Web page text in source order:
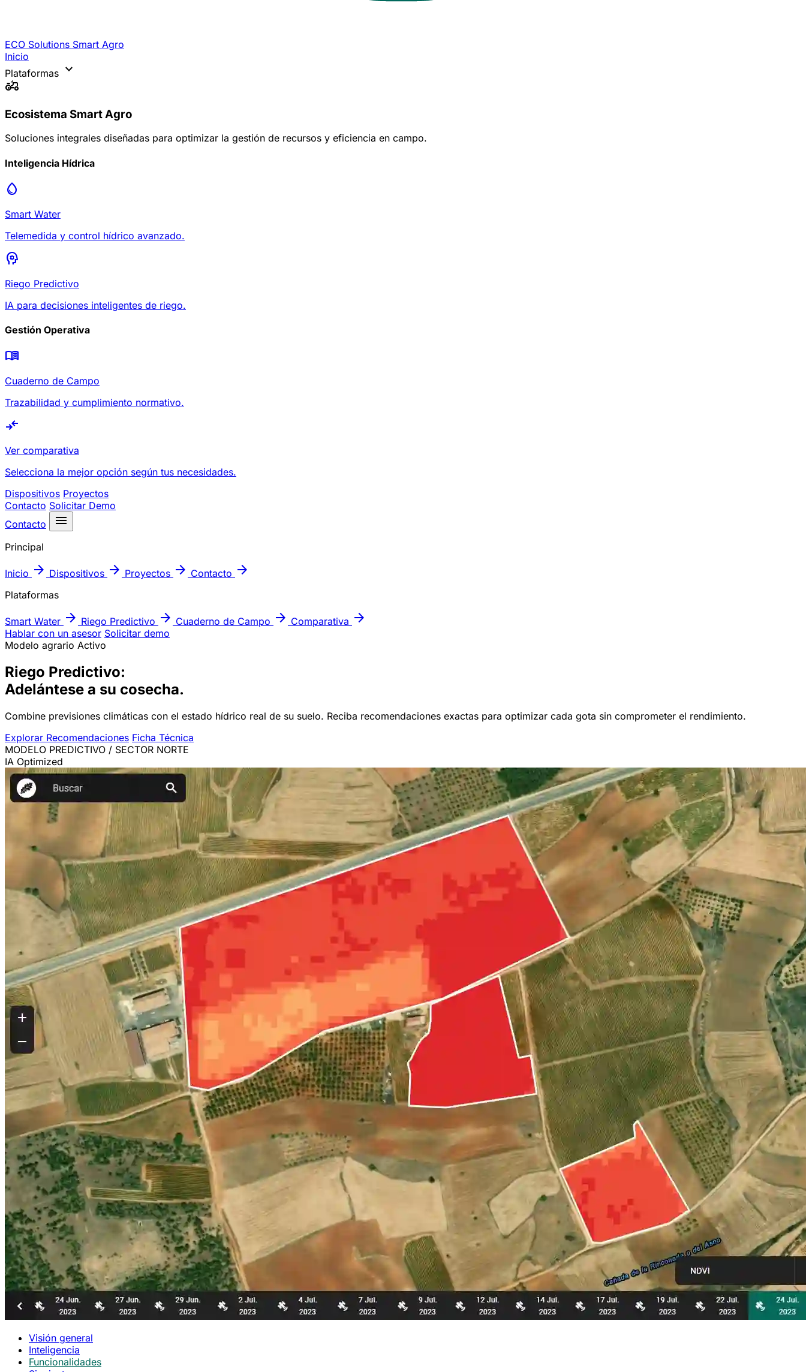
ECO Solutions Smart Agro
Inicio
Plataformas expand_more
agriculture
Ecosistema Smart Agro
Soluciones integrales diseñadas para optimizar la gestión de recursos y eficiencia en campo.
Inteligencia Hídrica
water_drop
Smart Water
Telemedida y control hídrico avanzado.
psychology
Riego Predictivo
IA para decisiones inteligentes de riego.
Gestión Operativa
menu_book
Cuaderno de Campo
Trazabilidad y cumplimiento normativo.
compare_arrows
Ver comparativa
Selecciona la mejor opción según tus necesidades.
Dispositivos Proyectos
Contacto Solicitar Demo
Contacto
menu
Principal
Inicio arrow_forward Dispositivos arrow_forward Proyectos arrow_forward Contacto arrow_forward
Plataformas
Smart Water arrow_forward Riego Predictivo arrow_forward Cuaderno de Campo arrow_forward Comparativa arrow_forward
Hablar con un asesor Solicitar demo
Modelo agrario Activo
Riego Predictivo:
Adelántese a su cosecha.
Combine previsiones climáticas con el estado hídrico real de su suelo. Reciba recomendaciones exactas para optimizar cada gota sin comprometer el rendimiento.
Explorar Recomendaciones Ficha Técnica
MODELO PREDICTIVO / SECTOR NORTE
IA Optimized
Visión general
Inteligencia
Funcionalidades